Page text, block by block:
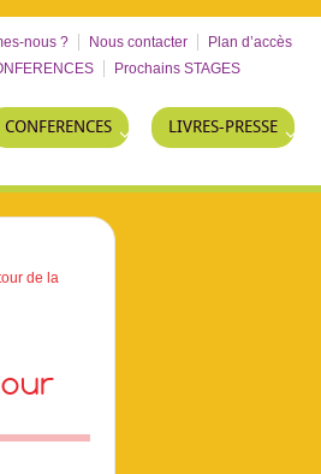
nous ? Nous contacter
Plan d’accès
Prochains STAGES
CONFERENCES LIVRES-PRESSE
de la